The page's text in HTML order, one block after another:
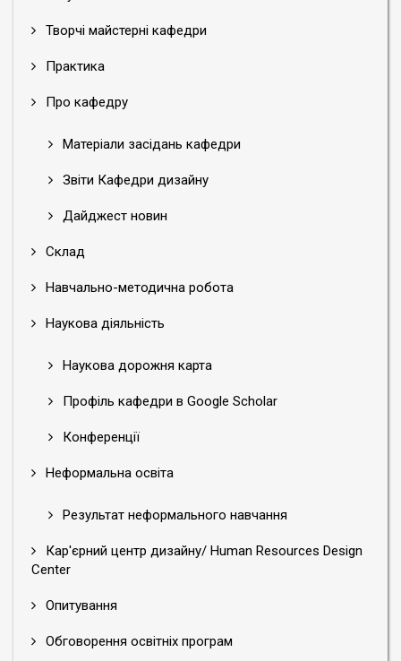
Творчі майстерні кафедри
Практика
Про кафедру
Матеріали засідань кафедри
Звіти Кафедри дизайну
Дайджест новин
Склад
Навчально-методична робота
Наукова діяльність
Наукова дорожня карта
Профіль кафедри в Google Scholar
Конференції
Неформальна освіта
Результат неформального навчання
Кар'єрний центр дизайну/ Human Resources Design
Center
Опитування
Обговорення освітніх програм